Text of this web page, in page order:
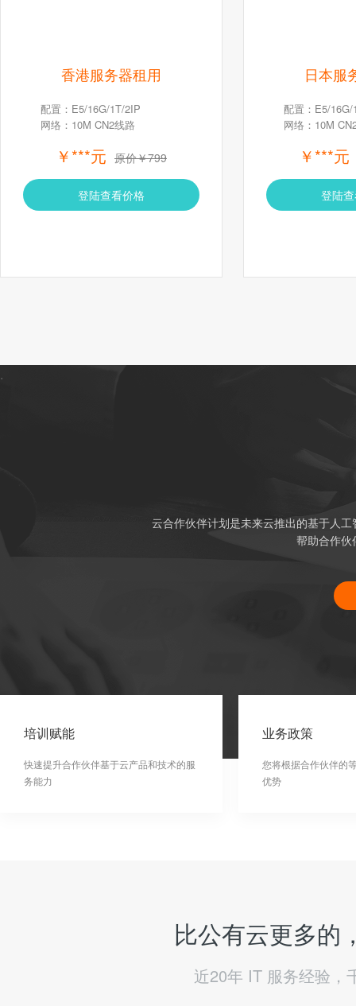
香港服务器租用
配置：E5/16G/1T/2IP
网络：10M CN2线路
￥***元 原价￥799
登陆查看价格
日本服
配置：E5/
网络：10M
￥***元
登陆
.
云合作伙伴计划是未来云推出的基于人
帮助合作伙
培训赋能
快速提升合作伙伴基于云产品和技术的服
务能力
业务政策
您将根据合作伙伴的
优势
比公有云更多的
近20年 IT 服务经验，